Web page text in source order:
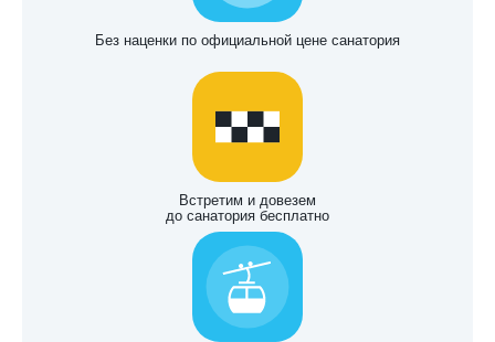
Без наценки по официальной цене санатория
Встретим и довезем
до санатория бесплатно